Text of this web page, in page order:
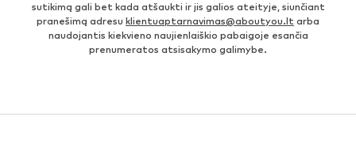
sutikimą gali bet kada atšaukti ir jis galios ateityje, siunčiant
pranešimą adresu klientuaptarnavimas@aboutyou.lt arba
naudojantis kiekvieno naujienlaiškio pabaigoje esančia
prenumeratos atsisakymo galimybe.